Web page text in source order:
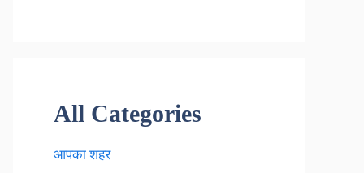
All Categories
आपका शहर